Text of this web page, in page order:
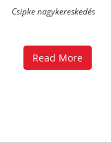
Csipke nagykereskedés
Read More